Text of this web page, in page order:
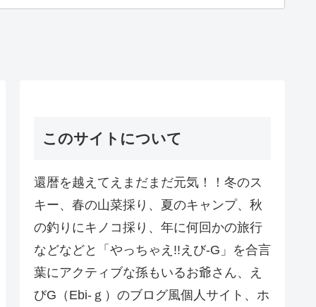
このサイトについて
還暦を越えてえまだまだ元気！！冬のス
キー、春の山菜採り、夏のキャンプ、秋
の釣りにキノコ採り、年に何回かの旅行
などなどと「やっちゃえ!!えび-G」を合言
葉にアクティブな孫もいるお爺さん、え
びG（Ebi-ｇ）のブログ風個人サイト、ホ